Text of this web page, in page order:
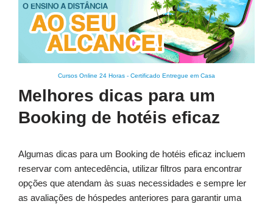
Cursos Online 24 Horas - Certificado Entregue em Casa
Melhores dicas para um
Booking de hotéis eficaz
Algumas dicas para um Booking de hotéis eficaz incluem
reservar com antecedência, utilizar filtros para encontrar
opções que atendam às suas necessidades e sempre ler
as avaliações de hóspedes anteriores para garantir uma